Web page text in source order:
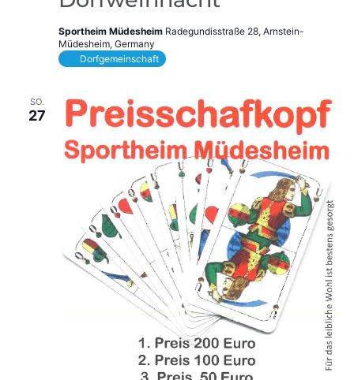
Sportheim Müdesheim Radegundisstraße 28, Arnstein-
Müdesheim, Germany
Dorfgemeinschaft
SO.
27